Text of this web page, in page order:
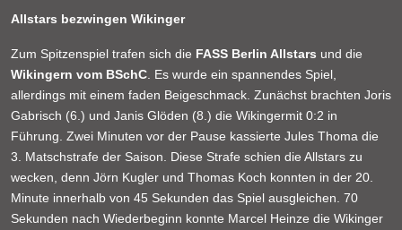
Allstars bezwingen Wikinger
Zum Spitzenspiel trafen sich die FASS Berlin Allstars und die
Wikingern vom BSchC . Es wurde ein spannendes Spiel,
allerdings mit einem faden Beigeschmack. Zunächst brachten Joris
Gabrisch (6.) und Janis Glöden (8.) die Wikingermit 0:2 in
Führung. Zwei Minuten vor der Pause kassierte Jules Thoma die
3. Matschstrafe der Saison. Diese Strafe schien die Allstars zu
wecken, denn Jörn Kugler und Thomas Koch konnten in der 20.
Minute innerhalb von 45 Sekunden das Spiel ausgleichen. 70
Sekunden nach Wiederbeginn konnte Marcel Heinze die Wikinger